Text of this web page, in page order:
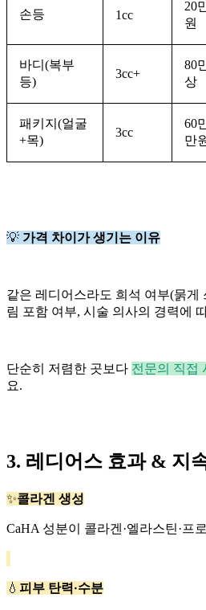
손등 1cc
20
원
바디(복부
등)
3cc+
80
상
패키지(얼굴
+목)
3cc
60
만
💡 가격 차이가 생기는 이유
같은 레디어스라도 희석 여부(묽게
림 포함 여부, 시술 의사의 경력에
단순히 저렴한 곳보다 전문의 직접
요.
3. 레디어스 효과 & 지
✨콜라겐 생성
CaHA 성분이 콜라겐·엘라스틴·프
💧 피부 탄력·수분